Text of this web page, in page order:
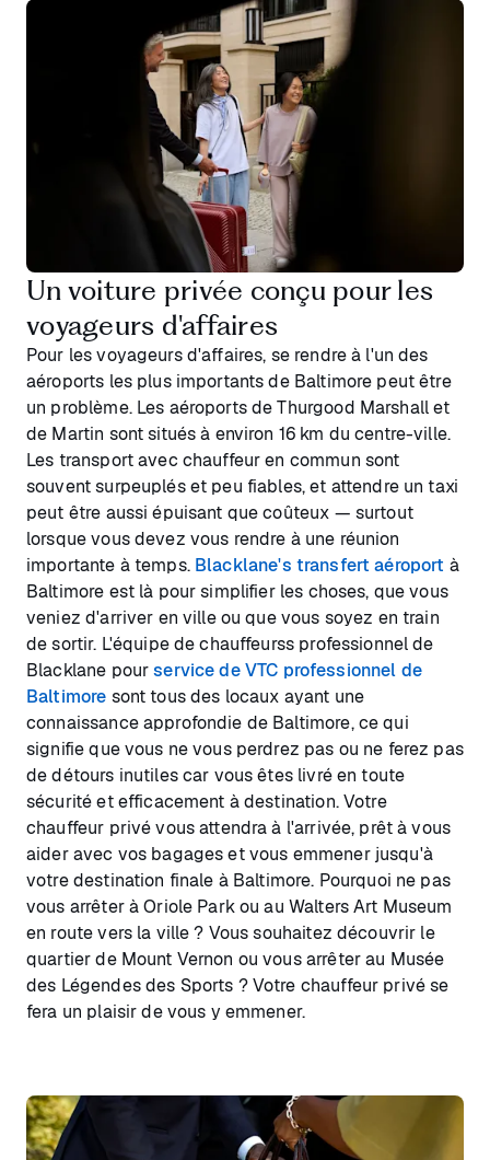
Un voiture privée conçu pour les
voyageurs d'affaires
Pour les voyageurs d'affaires, se rendre à l'un des
aéroports les plus importants de Baltimore peut être
un problème. Les aéroports de Thurgood Marshall et
de Martin sont situés à environ 16 km du centre-ville.
Les transport avec chauffeur en commun sont
souvent surpeuplés et peu fiables, et attendre un taxi
peut être aussi épuisant que coûteux — surtout
lorsque vous devez vous rendre à une réunion
importante à temps. Blacklane's transfert aéroport à
Baltimore est là pour simplifier les choses, que vous
veniez d'arriver en ville ou que vous soyez en train
de sortir. L'équipe de chauffeurss professionnel de
Blacklane pourservice de VTC professionnel de
Baltimore sont tous des locaux ayant une
connaissance approfondie de Baltimore, ce qui
signifie que vous ne vous perdrez pas ou ne ferez pas
de détours inutiles car vous êtes livré en toute
sécurité et efficacement à destination. Votre
chauffeur privé vous attendra à l'arrivée, prêt à vous
aider avec vos bagages et vous emmener jusqu'à
votre destination finale à Baltimore. Pourquoi ne pas
vous arrêter à Oriole Park ou au Walters Art Museum
en route vers la ville ? Vous souhaitez découvrir le
quartier de Mount Vernon ou vous arrêter au Musée
des Légendes des Sports ? Votre chauffeur privé se
fera un plaisir de vous y emmener.